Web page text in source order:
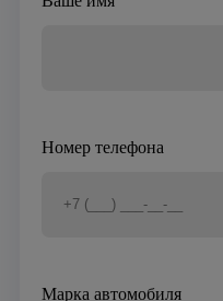
Номер телефона
Марка автомобиля